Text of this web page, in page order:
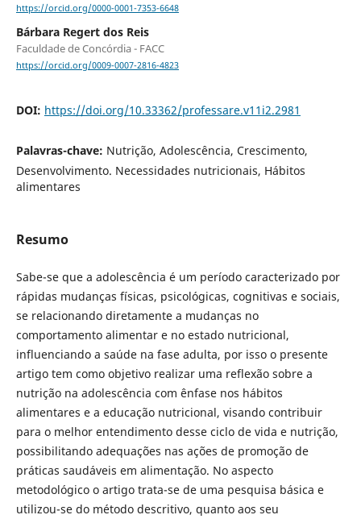
https://orcid.org/0000-0001-7353-6648
Bárbara Regert dos Reis
Faculdade de Concórdia - FACC
https://orcid.org/0009-0007-2816-4823
DOI: https://doi.org/10.33362/professare.v11i2.2981
Palavras-chave: Nutrição, Adolescência, Crescimento,
Desenvolvimento. Necessidades nutricionais, Hábitos
alimentares
Resumo
Sabe-se que a adolescência é um período caracterizado por
rápidas mudanças físicas, psicológicas, cognitivas e sociais,
se relacionando diretamente a mudanças no
comportamento alimentar e no estado nutricional,
influenciando a saúde na fase adulta, por isso o presente
artigo tem como objetivo realizar uma reflexão sobre a
nutrição na adolescência com ênfase nos hábitos
alimentares e a educação nutricional, visando contribuir
para o melhor entendimento desse ciclo de vida e nutrição,
possibilitando adequações nas ações de promoção de
práticas saudáveis em alimentação. No aspecto
metodológico o artigo trata-se de uma pesquisa básica e
utilizou-se do método descritivo, quanto aos seu